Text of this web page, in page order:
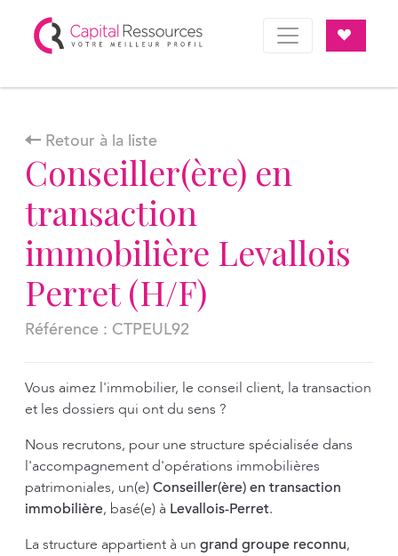
Retour à la liste
Conseiller(ère) en
transaction
immobilière Levallois
Perret (H/F)
Référence : CTPEUL92
Vous aimez l'immobilier, le conseil client, la transaction
et les dossiers qui ont du sens ?
Nous recrutons, pour une structure spécialisée dans
l'accompagnement d'opérations immobilières
patrimoniales, un(e) Conseiller(ère) en transaction
immobilière, basé(e) à Levallois-Perret.
La structure appartient à un grand groupe reconnu,